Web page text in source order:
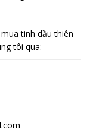
tinh dầu thiên
tôi qua: